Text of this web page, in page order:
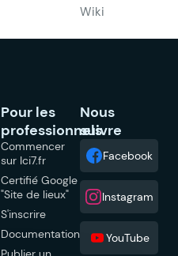
Wiki
Pour les
professionnels
Commencer
sur Ici7.fr
Certifié Google
"Site de lieux"
S'inscrire
Documentation
Nous
suivre
Facebook
Instagram
YouTube